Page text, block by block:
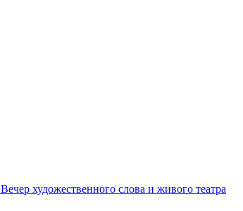
Вечер художественного слова и живого театра